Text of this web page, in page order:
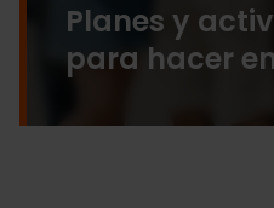
Planes y
para hacer